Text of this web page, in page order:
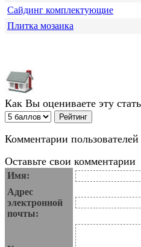
Сайдинг комплектующие
Плитка мозаика
Как Вы оцениваете эту
Комментарии пользователей
Оставьте свои комментарии
Имя:
Адрес
электронной
почты: